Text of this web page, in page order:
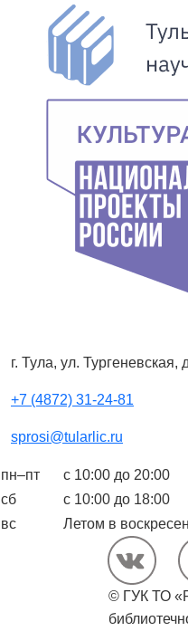
г. Тула, ул. Тургеневская,
+7 (4872) 31-24-81
sprosi@tularlic.ru
пн–пт
с 10:00 до 20:00
сб
с 10:00 до 18:00
вс
Летом в
© ГУК ТО